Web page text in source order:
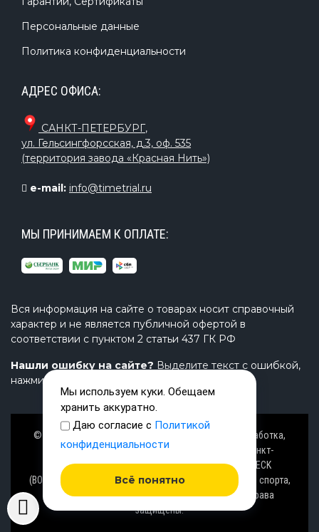
Персональные данные
Политика конфиденциальности
АДРЕС ОФИСА:
САНКТ-ПЕТЕРБУРГ,
ул. Гельсингфорсская, д.3, оф. 535
(территория завода «Красная Нить»)
e-mail: info@timetrial.ru
МЫ ПРИНИМАЕМ К ОПЛАТЕ:
Вся информация на сайте о товарах носит справочный
характер и не является публичной офертой в
соответствии с пунктом 2 статьи 437 ГК РФ
Нашли ошибку на сайте? Выделите текст с ошибкой,
нажмите Ctrl+Enter и напишите нам.
© Завод TimeTrial (ТаймТриал) - производство, разработка,
проектирование надувных изделий, товаров в Санкт-
Петербурге с 2000 г. из ПВХ (PVC), ТПУ (TPU), AIRDECK
(ВОЗДУШНАЯ ПАЛУБА), OXFORD (ОКСФОРД) ткани для спорта,
активного отдыха на воде и аттракционов. Все права
защищены.
Мы используем куки. Обещаем
хранить аккуратно.
Даю согласие с Политикой
конфиденциальности
Всё понятно